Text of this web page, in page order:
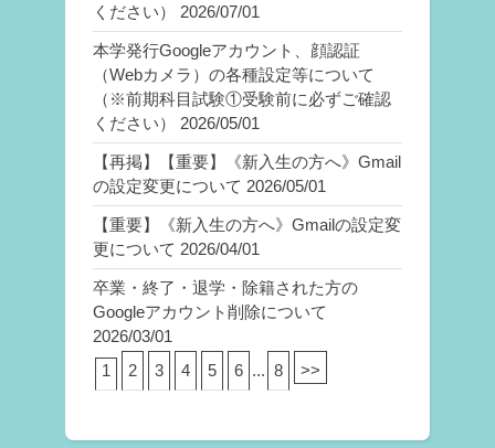
ください）
2026/07/01
本学発行Googleアカウント、顔認証
（Webカメラ）の各種設定等について
（※前期科目試験①受験前に必ずご確認
ください）
2026/05/01
【再掲】【重要】《新入生の方へ》Gmail
の設定変更について 2026/05/01
【重要】《新入生の方へ》Gmailの設定変
更について 2026/04/01
卒業・終了・退学・除籍された方の
Googleアカウント削除について
2026/03/01
1
2 3 4 5 6 ... 8 >>